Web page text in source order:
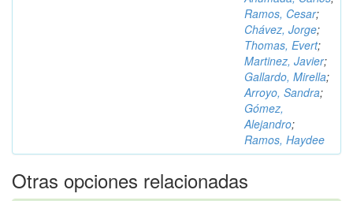
Ramos, Cesar;
Chávez, Jorge;
Thomas, Evert;
Martinez, Javier;
Gallardo, Mirella;
Arroyo, Sandra;
Gómez,
Alejandro;
Ramos, Haydee
Otras opciones relacionadas